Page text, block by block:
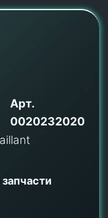
Арт.
0020232020
запчасти